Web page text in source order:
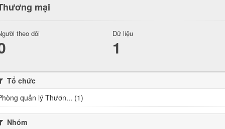
mại
theo dõi Dữ liệu
1
Tổ chức
quản lý Thươn... (1)
Nhóm